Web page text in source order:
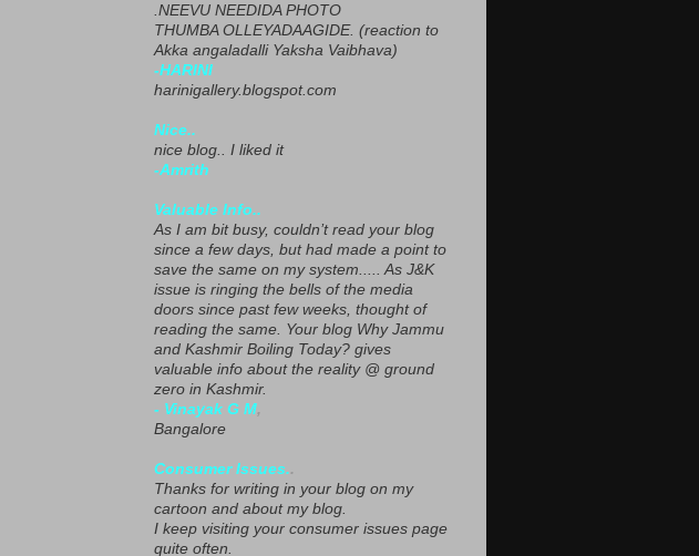
.NEEVU NEEDIDA PHOTO
THUMBA OLLEYADAAGIDE. (reaction to
Akka angaladalli Yaksha Vaibhava)
-HARINI
harinigallery.blogspot.com
Nice..
nice blog.. I liked it
-Amrith
Valuable Info..
As I am bit busy, couldn’t read your blog
since a few days, but had made a point to
save the same on my system..... As J&K
issue is ringing the bells of the media
doors since past few weeks, thought of
reading the same. Your blog Why Jammu
and Kashmir Boiling Today? gives
valuable info about the reality @ ground
zero in Kashmir.
- Vinayak G M,
Bangalore
Consumer Issues..
Thanks for writing in your blog on my
cartoon and about my blog.
I keep visiting your consumer issues page
quite often.